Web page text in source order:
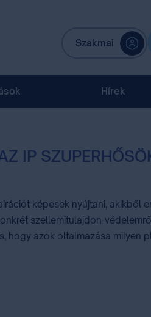
Szakmai
Hírek
IP
képesek nyújtani, akikből
szellemitulajdon-
hogy azok oltalmazása milyen